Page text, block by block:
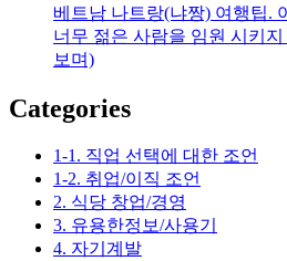
베트남 나트랑(냐짱) 여행팁.
너무 젊은 사람을 임원 시키
보며)
Categories
1-1. 직업 선택에 대한 조언
1-2. 취업/이직 조언
2. 식당 창업/경영
3. 유용한정보/사용기
4. 자기계발